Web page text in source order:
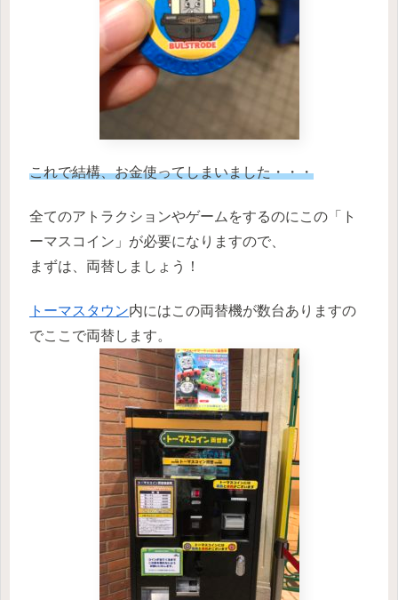
これで結構、お金使ってしまいました・・・
全てのアトラクションやゲームをするのにこの「ト
ーマスコイン」が必要になりますので、
まずは、両替しましょう！
トーマスタウン内にはこの両替機が数台ありますの
でここで両替します。